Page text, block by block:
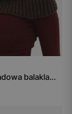
Brązowa czekoladowa balaklawa RELAKS z wełny merino i bawełny